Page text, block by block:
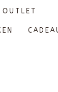
OUTLET